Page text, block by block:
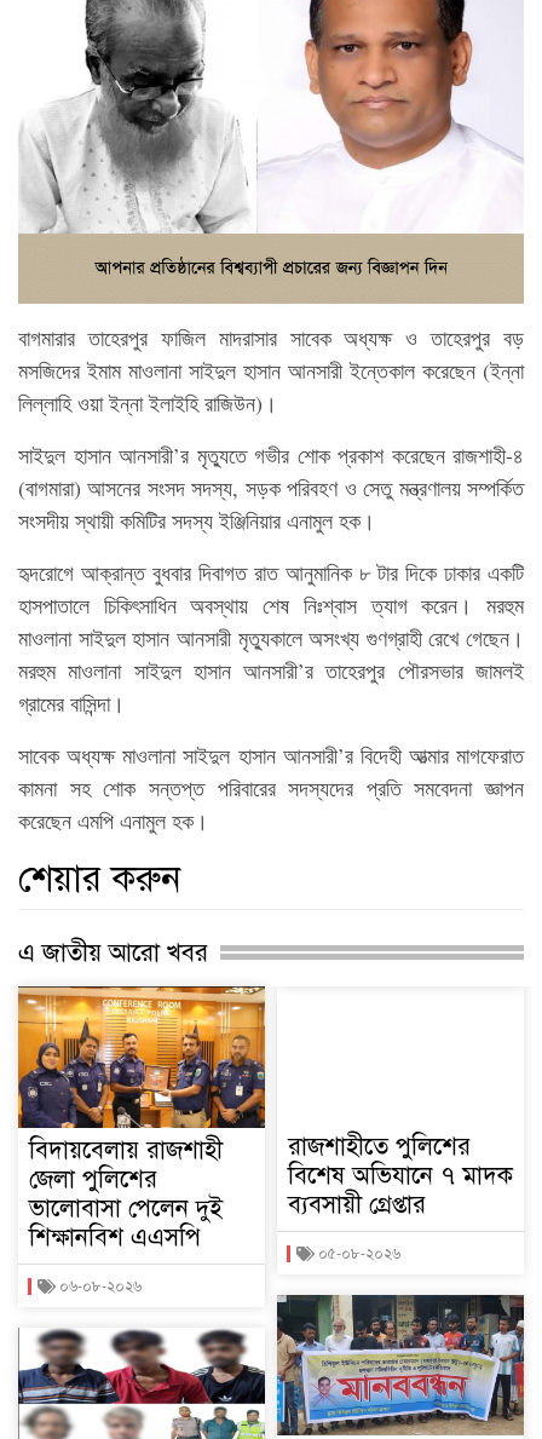
বাগমারার তাহেরপুর ফাজিল মাদরাসার সাবেক অধ্যক্ষ ও তাহেরপুর বড়
মসজিদের ইমাম মাওলানা সাইদুল হাসান আনসারী ইন্তেকাল করেছেন (ইন্না
লিল্লাহি ওয়া ইন্না ইলাইহি রাজিউন)।
সাইদুল হাসান আনসারী’র মৃত্যুতে গভীর শোক প্রকাশ করেছেন রাজশাহী-৪
(বাগমারা) আসনের সংসদ সদস্য, সড়ক পরিবহণ ও সেতু মন্ত্রণালয় সম্পর্কিত
সংসদীয় স্থায়ী কমিটির সদস্য ইঞ্জিনিয়ার এনামুল হক।
হৃদরোগে আক্রান্ত বুধবার দিবাগত রাত আনুমানিক ৮ টার দিকে ঢাকার একটি
হাসপাতালে চিকিৎসাধিন অবস্থায় শেষ নিঃশ্বাস ত্যাগ করেন। মরহুম
মাওলানা সাইদুল হাসান আনসারী মৃত্যুকালে অসংখ্য গুণগ্রাহী রেখে গেছেন।
মরহুম মাওলানা সাইদুল হাসান আনসারী’র তাহেরপুর পৌরসভার জামলই
গ্রামের বাসিন্দা।
সাবেক অধ্যক্ষ মাওলানা সাইদুল হাসান আনসারী’র বিদেহী আত্মার মাগফেরাত
কামনা সহ শোক সন্তপ্ত পরিবারের সদস্যদের প্রতি সমবেদনা জ্ঞাপন
করেছেন এমপি এনামুল হক।
শেয়ার করুন
এ জাতীয় আরো খবর
বিদায়বেলায় রাজশাহী
জেলা পুলিশের
ভালোবাসা পেলেন দুই
শিক্ষানবিশ এএসপি
০৬-০৮-২০২৬
রাজশাহীতে পুলিশের
বিশেষ অভিযানে ৭ মাদক
ব্যবসায়ী গ্রেপ্তার
০৫-০৮-২০২৬